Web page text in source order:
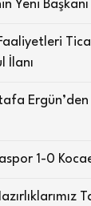
Yeni
İlanı
1-0